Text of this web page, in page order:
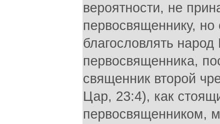
вероятности, не
первосвященнику,
благословлять
первосвященника,
священник второй
Цар, 23:4), как
первосвященником,